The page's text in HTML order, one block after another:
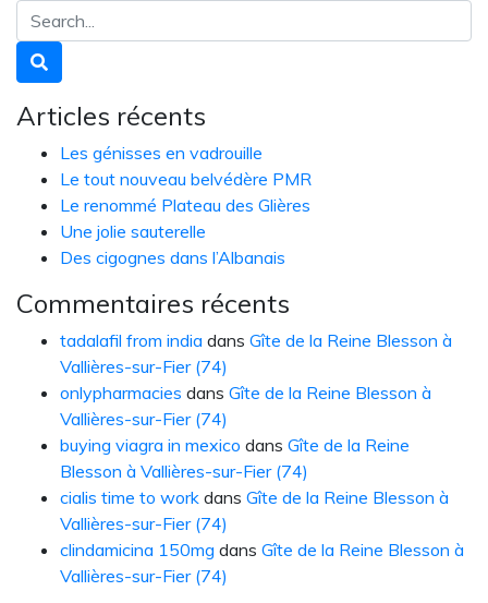
Articles récents
Les génisses en vadrouille
Le tout nouveau belvédère PMR
Le renommé Plateau des Glières
Une jolie sauterelle
Des cigognes dans l’Albanais
Commentaires récents
tadalafil from india dans Gîte de la Reine Blesson à
Vallières-sur-Fier (74)
onlypharmacies dans Gîte de la Reine Blesson à
Vallières-sur-Fier (74)
buying viagra in mexico dans Gîte de la Reine
Blesson à Vallières-sur-Fier (74)
cialis time to work dans Gîte de la Reine Blesson à
Vallières-sur-Fier (74)
clindamicina 150mg dans Gîte de la Reine Blesson à
Vallières-sur-Fier (74)